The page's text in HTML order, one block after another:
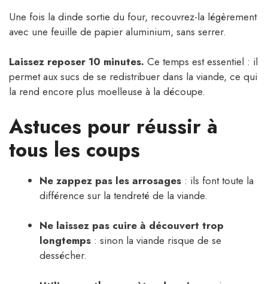
Une fois la dinde sortie du four, recouvrez-la légèrement
avec une feuille de papier aluminium, sans serrer.
Laissez reposer 10 minutes. Ce temps est essentiel : il
permet aux sucs de se redistribuer dans la viande, ce qui
la rend encore plus moelleuse à la découpe.
Astuces pour réussir à
tous les coups
Ne zappez pas les arrosages : ils font toute la
différence sur la tendreté de la viande.
Ne laissez pas cuire à découvert trop
longtemps : sinon la viande risque de se
dessécher.